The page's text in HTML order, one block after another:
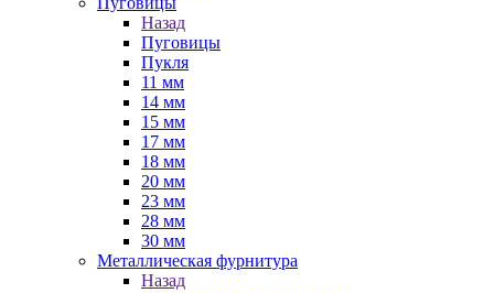
Назад
Пуговицы
Пукля
11 мм
14 мм
15 мм
17 мм
18 мм
20 мм
23 мм
28 мм
30 мм
Металлическая фурнитура
Назад